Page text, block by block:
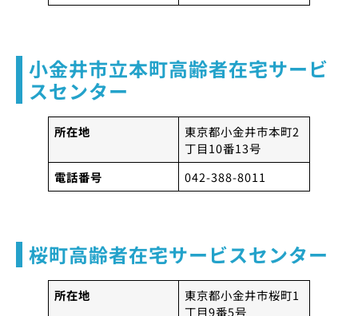
小金井市立本町高齢者在宅サービ
スセンター
所在地
東京都小金井市本町2
丁目10番13号
電話番号
042-388-8011
桜町高齢者在宅サービスセンター
所在地
東京都小金井市桜町1
丁目9番5号